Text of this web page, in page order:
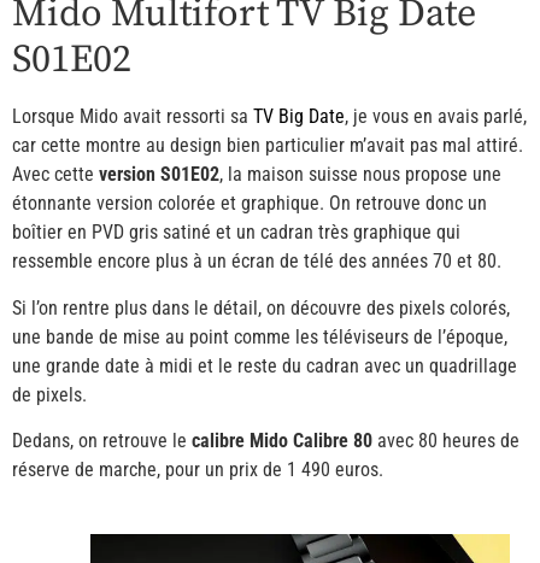
Mido Multifort TV Big Date
S01E02
Lorsque Mido avait ressorti sa TV Big Date, je vous en avais parlé,
car cette montre au design bien particulier m’avait pas mal attiré.
Avec cette version S01E02, la maison suisse nous propose une
étonnante version colorée et graphique. On retrouve donc un
boîtier en PVD gris satiné et un cadran très graphique qui
ressemble encore plus à un écran de télé des années 70 et 80.
Si l’on rentre plus dans le détail, on découvre des pixels colorés,
une bande de mise au point comme les téléviseurs de l’époque,
une grande date à midi et le reste du cadran avec un quadrillage
de pixels.
Dedans, on retrouve le calibre Mido Calibre 80 avec 80 heures de
réserve de marche, pour un prix de 1 490 euros.